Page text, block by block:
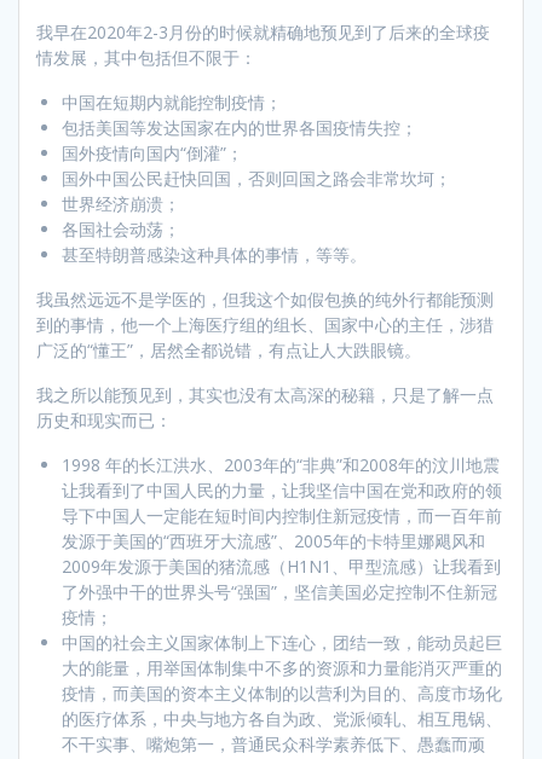
我早在2020年2-3月份的时候就精确地预见到了后来的全球疫
情发展，其中包括但不限于：
中国在短期内就能控制疫情；
包括美国等发达国家在内的世界各国疫情失控；
国外疫情向国内“倒灌”；
国外中国公民赶快回国，否则回国之路会非常坎坷；
世界经济崩溃；
各国社会动荡；
甚至特朗普感染这种具体的事情，等等。
我虽然远远不是学医的，但我这个如假包换的纯外行都能预测
到的事情，他一个上海医疗组的组长、国家中心的主任，涉猎
广泛的“懂王”，居然全都说错，有点让人大跌眼镜。
我之所以能预见到，其实也没有太高深的秘籍，只是了解一点
历史和现实而已：
1998 年的长江洪水、2003年的“非典”和2008年的汶川地震
让我看到了中国人民的力量，让我坚信中国在党和政府的领
导下中国人一定能在短时间内控制住新冠疫情，而一百年前
发源于美国的“西班牙大流感”、2005年的卡特里娜飓风和
2009年发源于美国的猪流感（H1N1、甲型流感）让我看到
了外强中干的世界头号“强国”，坚信美国必定控制不住新冠
疫情；
中国的社会主义国家体制上下连心，团结一致，能动员起巨
大的能量，用举国体制集中不多的资源和力量能消灭严重的
疫情，而美国的资本主义体制的以营利为目的、高度市场化
的医疗体系，中央与地方各自为政、党派倾轧、相互甩锅、
不干实事、嘴炮第一，普通民众科学素养低下、愚蠢而顽